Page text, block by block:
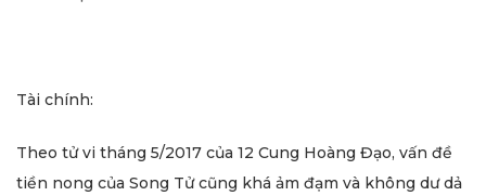
Tài chính:
Theo tử vi tháng 5/2017 của 12 Cung Hoàng Đạo, vấn đề
tiền nong của Song Tử cũng khá ảm đạm và không dư dả